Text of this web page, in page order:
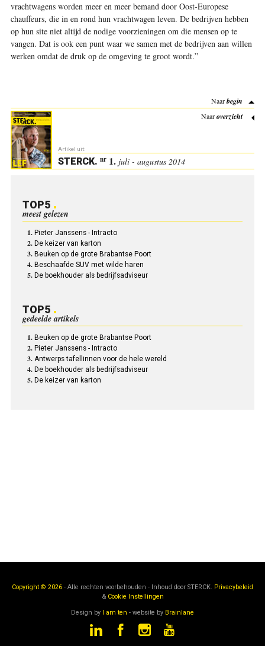
vrachtwagens worden meer en meer bemand door Oost-Europese
chauffeurs, die in en rond hun vrachtwagen leven. De bedrijven hebben
op hun site niet altijd de nodige voorzieningen om die mensen op te
vangen. Dat is ook een punt waar we samen met de bedrijven aan willen
werken omdat de druk op de omgeving te groot wordt.”
Naarbegin
Naaroverzicht
Artikel uit:
STERCK. nr1. juli - augustus 2014
TOP5
meest gelezen
Pieter Janssens - Intracto
De keizer van karton
Beuken op de grote Brabantse Poort
Beschaafde SUV met wilde haren
De boekhouder als bedrijfsadviseur
TOP5
gedeelde artikels
Beuken op de grote Brabantse Poort
Pieter Janssens - Intracto
Antwerps tafellinnen voor de hele wereld
De boekhouder als bedrijfsadviseur
De keizer van karton
Copyright © 2026 - Alle rechten voorbehouden - Inhoud door STERCK. Privacybeleid
& Cookie Instellingen
Design by I am ten - website by Brainlane